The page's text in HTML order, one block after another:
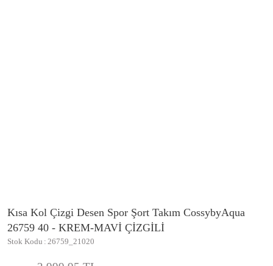
Kısa Kol Çizgi Desen Spor Şort Takım CossybyAqua
26759 40 - KREM-MAVİ ÇİZGİLİ
Stok Kodu 26759_21020